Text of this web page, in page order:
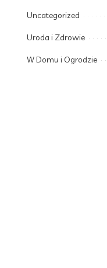
Uncategorized
Uroda i Zdrowie
W Domu i Ogrodzie